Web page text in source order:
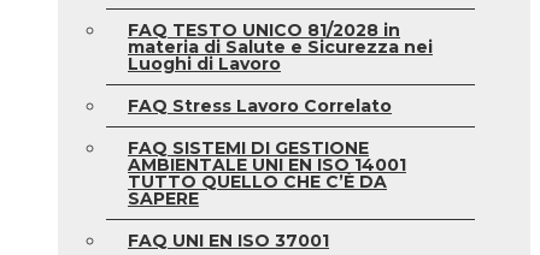
FAQ TESTO UNICO 81/2028 in
materia di Salute e Sicurezza nei
Luoghi di Lavoro
FAQ Stress Lavoro Correlato
FAQ SISTEMI DI GESTIONE
AMBIENTALE UNI EN ISO 14001
TUTTO QUELLO CHE C’È DA
SAPERE
FAQ UNI EN ISO 37001